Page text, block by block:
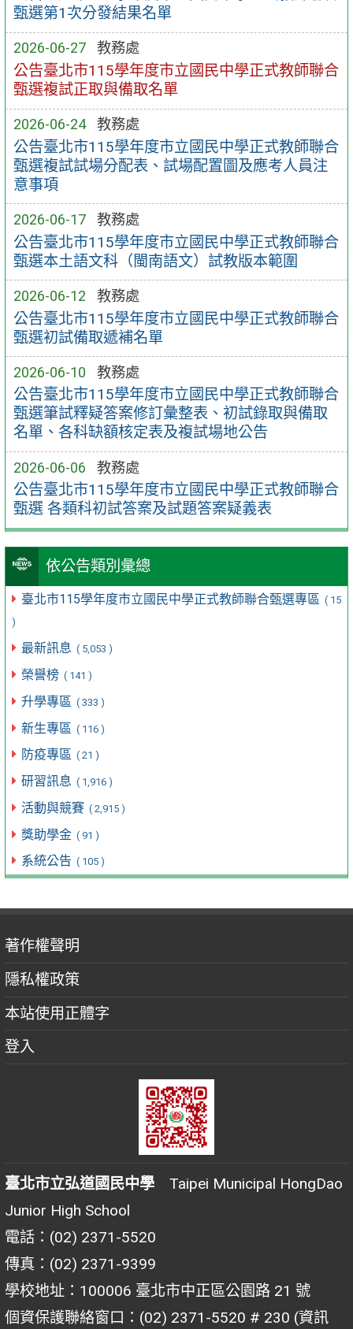
甄選第1次分發結果名單
2026-06-27 教務處
公告臺北市115學年度市立國民中學正式教師聯合
甄選複試正取與備取名單
2026-06-24 教務處
公告臺北市115學年度市立國民中學正式教師聯合
甄選複試試場分配表、試場配置圖及應考人員注
意事項
2026-06-17 教務處
公告臺北市115學年度市立國民中學正式教師聯合
甄選本土語文科（閩南語文）試教版本範圍
2026-06-12 教務處
公告臺北市115學年度市立國民中學正式教師聯合
甄選初試備取遞補名單
2026-06-10 教務處
公告臺北市115學年度市立國民中學正式教師聯合
甄選筆試釋疑答案修訂彙整表、初試錄取與備取
名單、各科缺額核定表及複試場地公告
2026-06-06 教務處
公告臺北市115學年度市立國民中學正式教師聯合
甄選 各類科初試答案及試題答案疑義表
依公告類別彙總
臺北市115學年度市立國民中學正式教師聯合甄選專區 ( 15
)
最新訊息 ( 5,053 )
榮譽榜 ( 141 )
升學專區 ( 333 )
新生專區 ( 116 )
防疫專區 ( 21 )
研習訊息 ( 1,916 )
活動與競賽 ( 2,915 )
獎助學金 ( 91 )
系統公告 ( 105 )
著作權聲明
隱私權政策
本站使用正體字
登入
臺北市立弘道國民中學 Taipei Municipal HongDao
Junior High School
電話：(02) 2371-5520
傳真：(02) 2371-9399
學校地址：100006 臺北市中正區公園路 21 號
個資保護聯絡窗口：(02) 2371-5520 # 230 (資訊